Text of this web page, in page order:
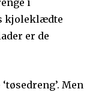
i
kjoleklædte
er de
Men